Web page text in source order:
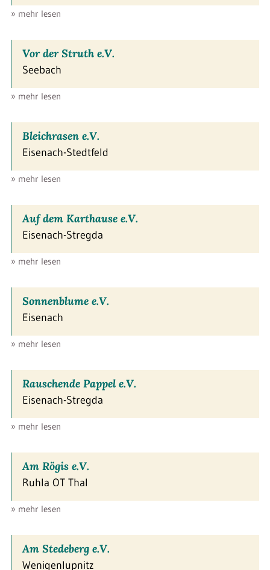
» mehr lesen
Vor der Struth e.V.
Seebach
» mehr lesen
Bleichrasen e.V.
Eisenach-Stedtfeld
» mehr lesen
Auf dem Karthause e.V.
Eisenach-Stregda
» mehr lesen
Sonnenblume e.V.
Eisenach
» mehr lesen
Rauschende Pappel e.V.
Eisenach-Stregda
» mehr lesen
Am Rögis e.V.
Ruhla OT Thal
» mehr lesen
Am Stedeberg e.V.
Wenigenlupnitz